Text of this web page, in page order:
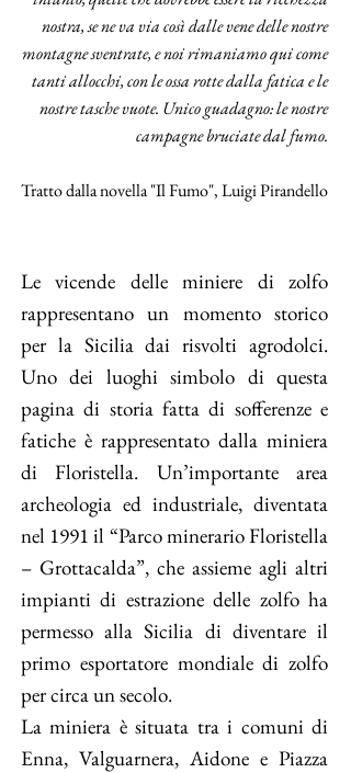
nostra, se ne va via così dalle vene delle nostre
montagne sventrate, e noi rimaniamo qui come
tanti allocchi, con le ossa rotte dalla fatica e le
nostre tasche vuote. Unico guadagno: le nostre
campagne bruciate dal fumo.
Tratto dalla novella "Il Fumo", Luigi Pirandello
Le vicende delle miniere di zolfo
rappresentano un momento storico
per la Sicilia dai risvolti agrodolci.
Uno dei luoghi simbolo di questa
pagina di storia fatta di sofferenze e
fatiche è rappresentato dalla miniera
di Floristella. Un’importante area
archeologia ed industriale, diventata
nel 1991 il “Parco minerario Floristella
– Grottacalda”, che assieme agli altri
impianti di estrazione delle zolfo ha
permesso alla Sicilia di diventare il
primo esportatore mondiale di zolfo
per circa un secolo.
La miniera è situata tra i comuni di
Enna, Valguarnera, Aidone e Piazza